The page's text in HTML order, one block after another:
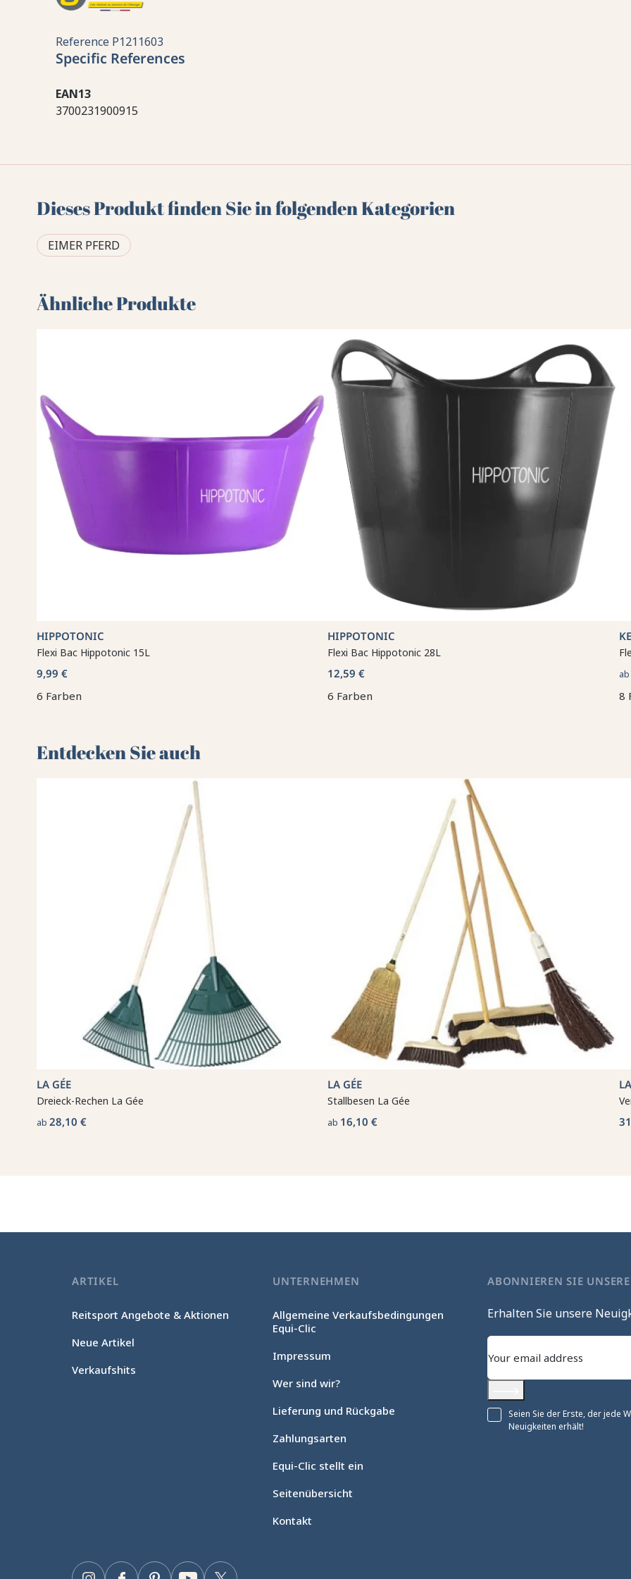
Einstellungen Einverstanden
Reference P1211603
Specific References
EAN13
3700231900915
Dieses Produkt finden Sie in folgenden Kategorien
EIMER PFERD
Ähnliche Produkte
HIPPOTONIC
Flexi Bac Hippotonic 15L
9,99 €
6 Farben
HIPPOTONIC
Flexi Bac Hippotonic 28L
12,59 €
6 Farben
ab
8
Entdecken Sie auch 🌻
LA GÉE
Dreieck-Rechen La Gée
ab28,10 €
LA GÉE
Stallbesen La Gée
ab 16,10 €
ARTIKEL
Reitsport Angebote & Aktionen
Neue Artikel
Verkaufshits
UNTERNEHMEN
Allgemeine Verkaufsbedingungen
Equi-Clic
Impressum
Wer sind wir?
Lieferung und Rückgabe
Zahlungsarten
Equi-Clic stellt ein
Seitenübersicht
Kontakt
ABONNIEREN SIE
Erhalten Sie unsere
Abonnieren
Seien Sie der Erste, der jede
Neuigkeiten erhält!